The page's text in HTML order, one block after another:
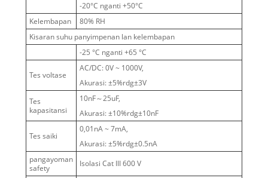
-20°C nganti +50°C
Kelembapan
80% RH
Kisaran suhu panyimpenan lan kelembapan
-25 °C nganti +65 °C
Tes voltase
AC/DC: 0V ~ 1000V,
Akurasi: ±5%rdg±3V
Tes
kapasitansi
10nF～25uF,
Akurasi: ±10%rdg±10nF
Tes saiki
0,01nA ~ 7mA,
Akurasi: ±5%rdg±0.5nA
pangayoman
safety
Isolasi Cat III 600 V